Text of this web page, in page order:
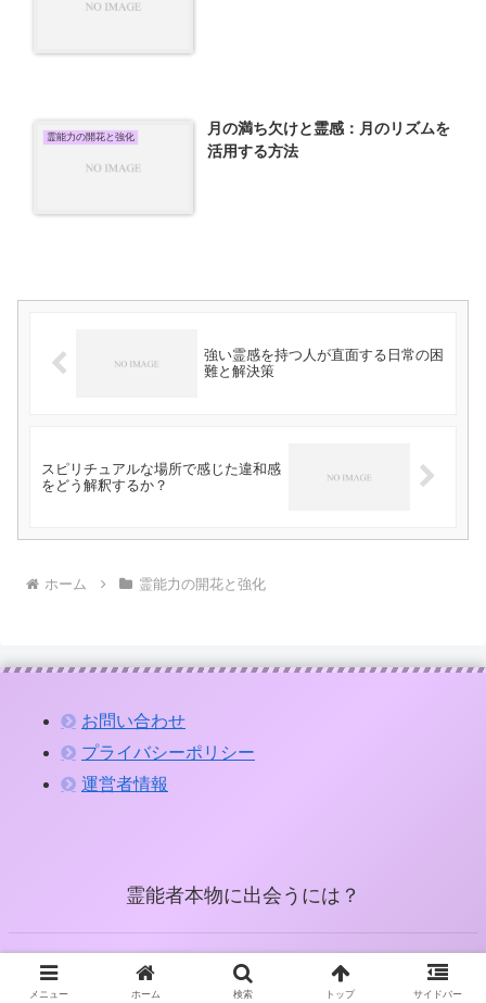
霊能力の開花と強化
月の満ち欠けと霊感：月のリズムを
活用する方法
強い霊感を持つ人が直面する日常の困
難と解決策
スピリチュアルな場所で感じた違和感
をどう解釈するか？
ホーム 霊能力の開花と強化
お問い合わせ
プライバシーポリシー
運営者情報
霊能者本物に出会うには？
© 2016 霊能者本物に出会うには？.
メニュー ホーム 検索 トップ サイドバー